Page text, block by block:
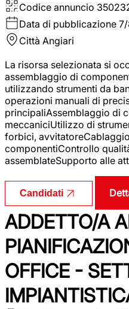
Codice annuncio
Data di pubblicazione
Città Angiari
La risorsa selezionata si
assemblaggio di
utilizzando strumenti da
operazioni manuali di
principaliAssemblaggio di
meccaniciUtilizzo di
forbici,
componentiControllo
assemblateSupporto alle
Candidati
ADDETTO/A
OFFICE -